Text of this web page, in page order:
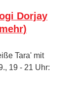
Dorjay
Tara' mit
19 - 21 Uhr: